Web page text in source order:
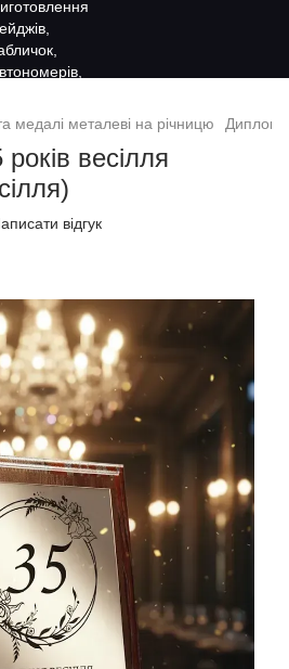
медалі металеві на річницю Диплом
весілля
відгук